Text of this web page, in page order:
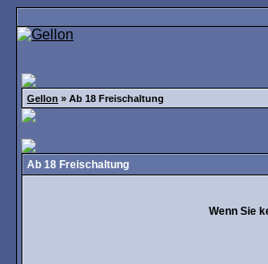
Gellon » Ab 18 Freischaltung
Ab 18 Freischaltung
Wenn Sie